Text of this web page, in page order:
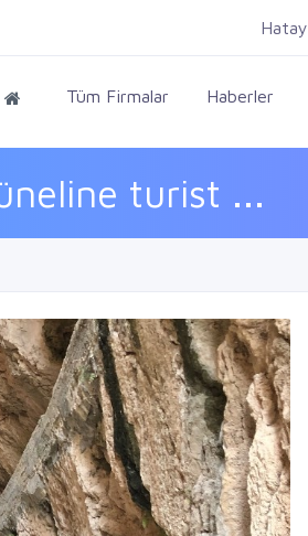
Tüm Firmalar Haberler
turist ...
Hatay